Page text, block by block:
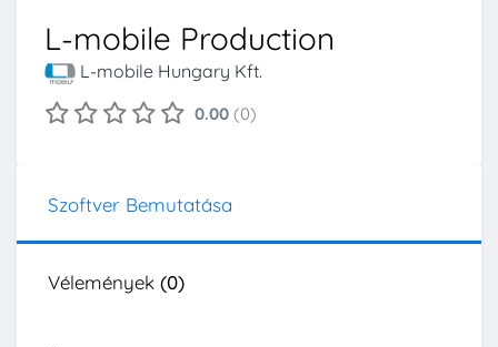
L-mobile Production
L-mobile Hungary Kft.
0.00 (0)
Szoftver Bemutatása
Vélemények (0)